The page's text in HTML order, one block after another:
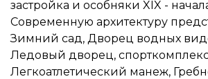
застройка и особняки XIX -
Современную архитектуру
Зимний сад, Дворец водных
Ледовый дворец,
Легкоатлетический манеж,